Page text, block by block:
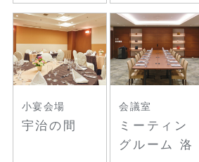
小宴会場
宇治の間
会議室
ミーティン
グルーム 洛